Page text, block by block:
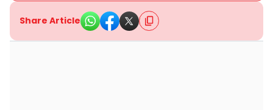
Share Article